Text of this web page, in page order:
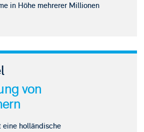
in Höhe mehrerer Millionen
von
eine holländische